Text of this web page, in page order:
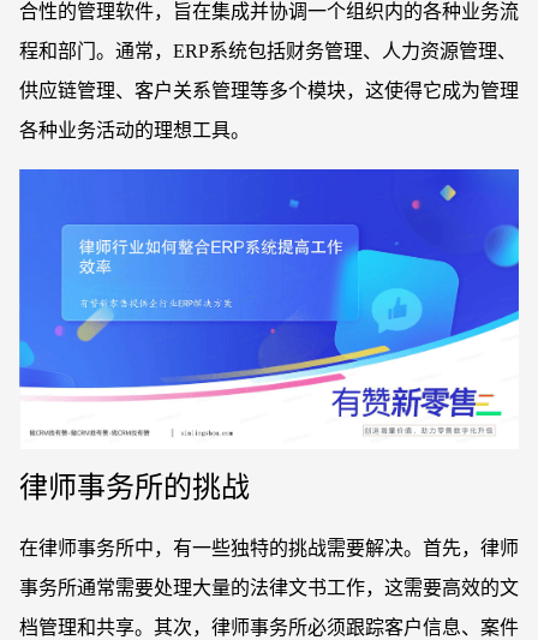
合性的管理软件，旨在集成并协调一个组织内的各种业务流
程和部门。通常，ERP系统包括财务管理、人力资源管理、
供应链管理、客户关系管理等多个模块，这使得它成为管理
各种业务活动的理想工具。
律师事务所的挑战
在律师事务所中，有一些独特的挑战需要解决。首先，律师
事务所通常需要处理大量的法律文书工作，这需要高效的文
档管理和共享。其次，律师事务所必须跟踪客户信息、案件